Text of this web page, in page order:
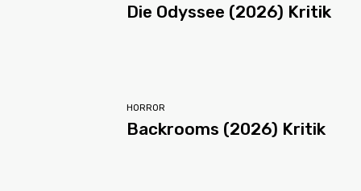
Die Odyssee (2026) Kritik
HORROR
Backrooms (2026) Kritik